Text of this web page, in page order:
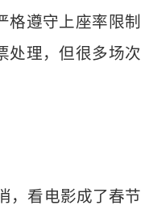
格遵守上座率限制
处理，但很多场次
，看电影成了春节